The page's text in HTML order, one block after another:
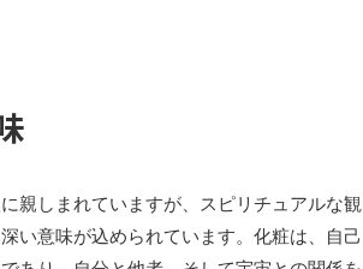
親しまれていますが、スピリチュアルな観
い意味が込められています。化粧は、自己